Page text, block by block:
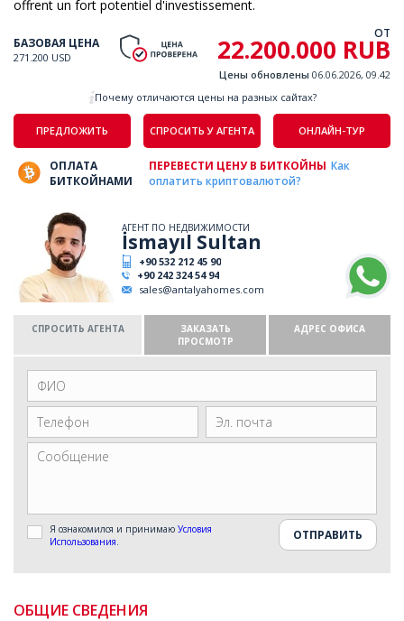
offrent un fort potentiel d'investissement.
БАЗОВАЯ ЦЕНА
271.200 USD
ОТ
22.200.000 RUB
Цены обновлены 06.06.2026, 09.42
ПРЕДЛОЖИТЬ СПРОСИТЬ У АГЕНТА ОНЛАЙН-ТУР
Почему отличаются цены на разных сайтах?
ОПЛАТА
БИТКОЙНАМИ
ПЕРЕВЕСТИ ЦЕНУ В БИТКОЙНЫ Как
оплатить криптовалютой?
АГЕНТ ПО НЕДВИЖИМОСТИ
İsmayıl Sultan
+90 532 212 45 90
+90 242 324 54 94
sales@antalyahomes.com
СПРОСИТЬ АГЕНТА
ЗАКАЗАТЬ
ПРОСМОТР
АДРЕС ОФИСА
Я ознакомился и принимаю Условия
Использования
ОБЩИЕ СВЕДЕНИЯ